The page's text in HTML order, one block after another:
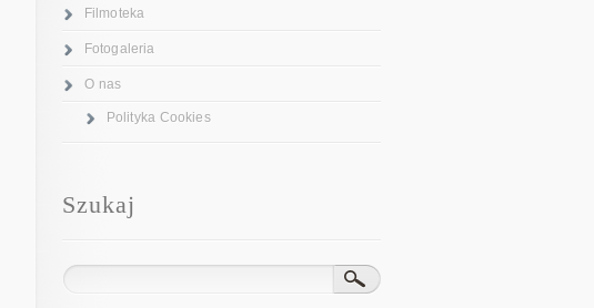
Filmoteka
Fotogaleria
O nas
Polityka Cookies
Szukaj